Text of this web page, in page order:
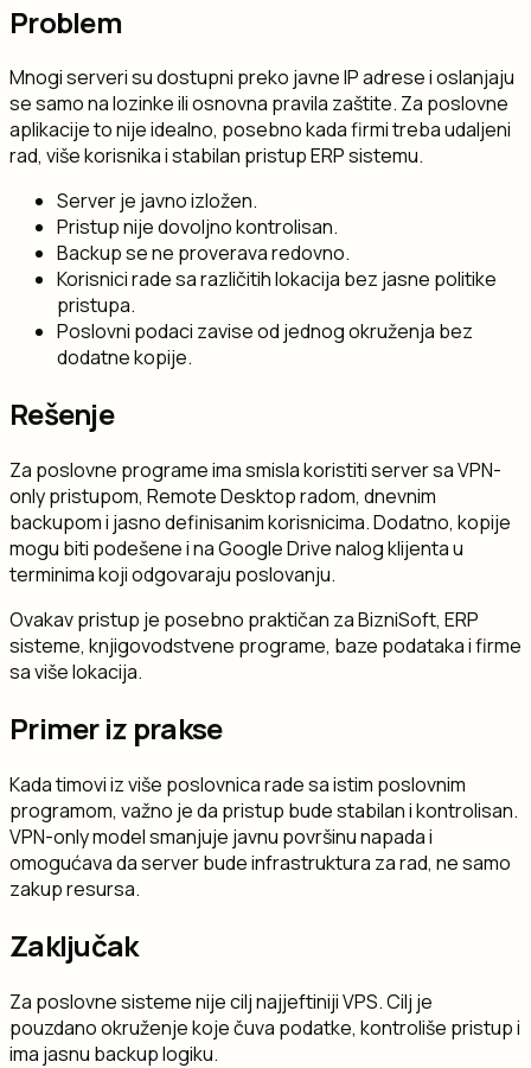
Problem
Mnogi serveri su dostupni preko javne IP adrese i oslanjaju
se samo na lozinke ili osnovna pravila zaštite. Za poslovne
aplikacije to nije idealno, posebno kada firmi treba udaljeni
rad, više korisnika i stabilan pristup ERP sistemu.
Server je javno izložen.
Pristup nije dovoljno kontrolisan.
Backup se ne proverava redovno.
Korisnici rade sa različitih lokacija bez jasne politike
pristupa.
Poslovni podaci zavise od jednog okruženja bez
dodatne kopije.
Rešenje
Za poslovne programe ima smisla koristiti server sa VPN-
only pristupom, Remote Desktop radom, dnevnim
backupom i jasno definisanim korisnicima. Dodatno, kopije
mogu biti podešene i na Google Drive nalog klijenta u
terminima koji odgovaraju poslovanju.
Ovakav pristup je posebno praktičan za BizniSoft, ERP
sisteme, knjigovodstvene programe, baze podataka i firme
sa više lokacija.
Primer iz prakse
Kada timovi iz više poslovnica rade sa istim poslovnim
programom, važno je da pristup bude stabilan i kontrolisan.
VPN-only model smanjuje javnu površinu napada i
omogućava da server bude infrastruktura za rad, ne samo
zakup resursa.
Zaključak
Za poslovne sisteme nije cilj najjeftiniji VPS. Cilj je
pouzdano okruženje koje čuva podatke, kontroliše pristup i
ima jasnu backup logiku.